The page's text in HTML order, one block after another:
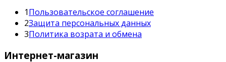
1Пользовательское соглашение
2Защита персональных данных
3Политика возрата и обмена
Интернет-магазин